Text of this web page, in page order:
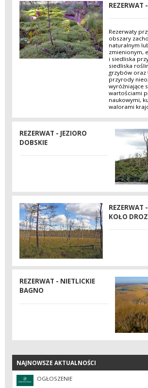
REZERWAT
Rezerwaty
obszary
naturalnym
zmienionym,
i siedliska
siedliska
grzybów oraz
przyrody
wyróżniające
wartościami
naukowymi,
walorami
REZERWAT - JEZIORO
DOBSKIE
REZERWAT
KOŁO
REZERWAT - NIETLICKIE
BAGNO
NAJNOWSZE AKTUALNOŚCI
NAJNOWSZE AKTUALNOŚCI
OGŁOSZENIE